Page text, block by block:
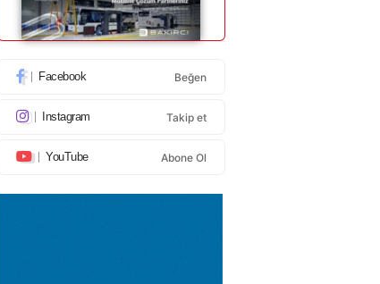
Facebook Beğen
Instagram Takip et
YouTube Abone Ol